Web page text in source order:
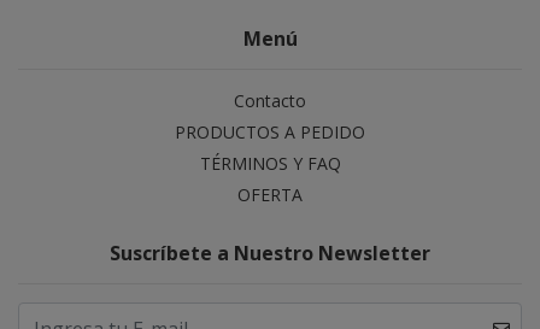
Menú
Contacto
PRODUCTOS A PEDIDO
TÉRMINOS Y FAQ
OFERTA
Suscríbete a Nuestro Newsletter